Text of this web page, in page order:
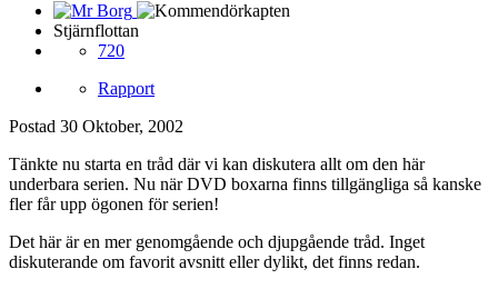
Stjärnflottan
720
Rapport
Postad 30 Oktober, 2002
Tänkte nu starta en tråd där vi kan diskutera allt om den här
underbara serien. Nu när DVD boxarna finns tillgängliga så kanske
fler får upp ögonen för serien!
Det här är en mer genomgående och djupgående tråd. Inget
diskuterande om favorit avsnitt eller dylikt, det finns redan.